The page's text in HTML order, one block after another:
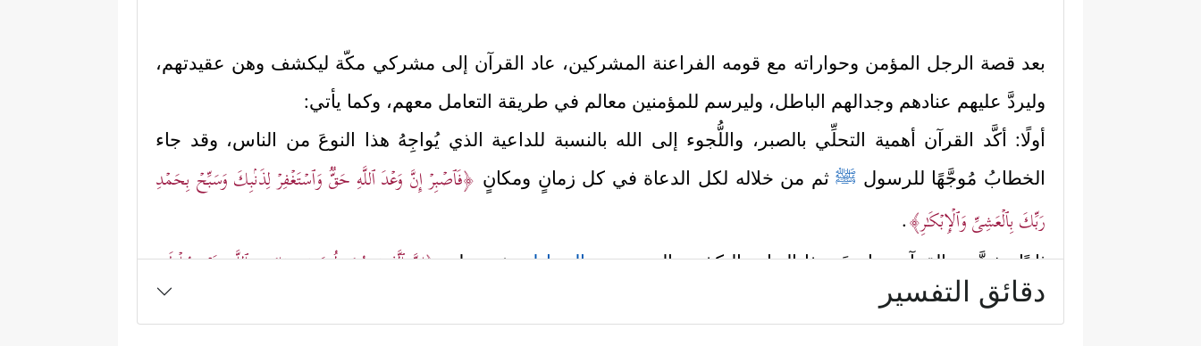
بعد قصة الرجل المؤمن وحواراته مع قومه الفراعنة المشركين، عاد القرآن إلى مشركي مكّة ليكشف وهن عقيدتهم،
وليردَّ عليهم عنادهم وجدالهم الباطل، وليرسم للمؤمنين معالم في طريقة التعامل معهم، وكما يأتي:
أولًا: أكَّد القرآن أهمية التحلِّي بالصبر، واللُّجوء إلى الله بالنسبة للداعية الذي يُواجِهُ هذا النوعَ من الناس، وقد جاء
الخطابُ مُوجَّهًا للرسول ﷺثم من خلاله لكل الدعاة في كل زمانٍ ومكانٍ ﴿فَٱصۡبِرۡ إِنَّ وَعۡدَ ٱللَّهِ حَقࣱّ وَٱسۡتَغۡفِرۡ لِذَنۢبِكَ وَسَبِّحۡ بِحَمۡدِ
رَبِّكَ بِٱلۡعَشِیِّ وَٱلۡإِبۡكَـٰرِ﴾ .
ثانيًا: شخَّصَ القرآن بواعِثَ هذا العِناد والتكذيب المستمر، والمجادلةبغير علم﴿إِنَّ ٱلَّذِینَ یُجَـٰدِلُونَ فِیۤ ءَایَـٰتِ ٱللَّهِ بِغَیۡرِ سُلۡطَـٰنٍ
أَتَىٰهُمۡ﴾فالكِبْرُ هو رأسُ الخطايا وأساس البلايا، ولقد ردَّ القرآن على المشركين كِبْرَهم هذا، مُبيِّنًا لهم حَجمَهم الصغير
دقائق التفسير